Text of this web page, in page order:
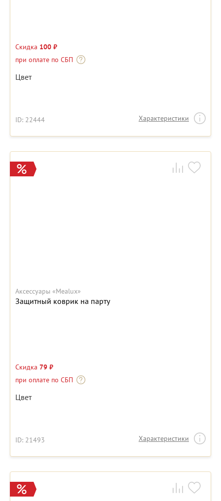
Скидка 100 ₽
при оплате по СБП
Цвет
ID: 22444 Характеристики
Аксессуары «Mealux»
Защитный коврик на парту
Скидка 79 ₽
при оплате по СБП
Цвет
ID: 21493 Характеристики